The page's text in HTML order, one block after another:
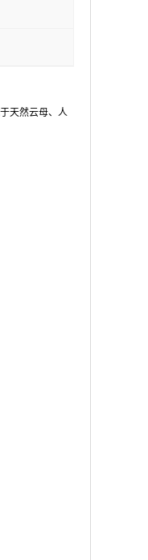
天然云母、人